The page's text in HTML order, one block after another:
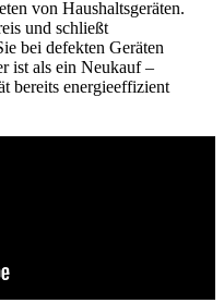
von Haushaltsgeräten.
und schließt
bei defekten Geräten
ist als ein Neukauf –
bereits energieeffizient